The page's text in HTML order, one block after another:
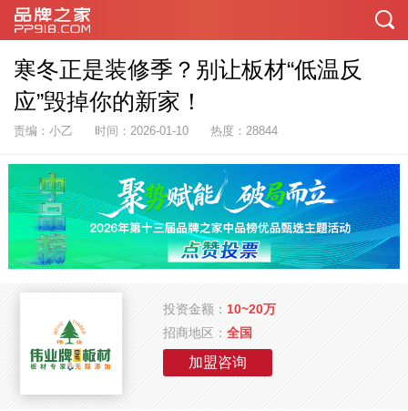
寒冬正是装修季？别让板材“低温反
应”毁掉你的新家！
责编：小乙 时间：2026-01-10 热度：28844
投资金额： 10~20万
招商地区：全国
加盟咨询